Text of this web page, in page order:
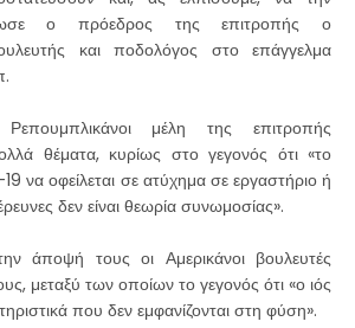
ο πρόεδρος της επιτροπής ο
και ποδολόγος στο επάγγελμα
Ρεπουμπλικάνοι μέλη της επιτροπής
θέματα, κυρίως στο γεγονός ότι «το
να οφείλεται σε ατύχημα σε εργαστήριο ή
δεν είναι θεωρία συνωμοσίας».
άποψή τους οι Αμερικάνοι βουλευτές
μεταξύ των οποίων το γεγονός ότι «ο ιός
που δεν εμφανίζονται στη φύση».